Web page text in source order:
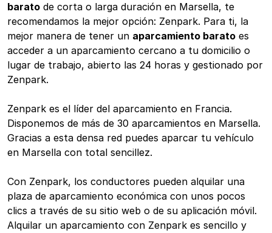
barato de corta o larga duración en Marsella, te
recomendamos la mejor opción: Zenpark. Para ti, la
mejor manera de tener un aparcamiento barato es
acceder a un aparcamiento cercano a tu domicilio o
lugar de trabajo, abierto las 24 horas y gestionado por
Zenpark.
Zenpark es el líder del aparcamiento en Francia.
Disponemos de más de 30 aparcamientos en Marsella.
Gracias a esta densa red puedes aparcar tu vehículo
en Marsella con total sencillez.
Con Zenpark, los conductores pueden alquilar una
plaza de aparcamiento económica con unos pocos
clics a través de su sitio web o de su aplicación móvil.
Alquilar un aparcamiento con Zenpark es sencillo y